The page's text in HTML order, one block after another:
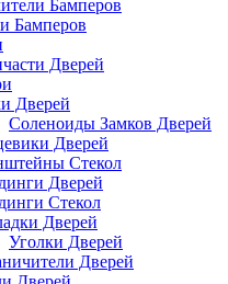
Бамперов
Бамперов
Дверей
Дверей
Соленоиды Замков Дверей
Дверей
Стекол
Дверей
Стекол
Дверей
Уголки Дверей
Дверей